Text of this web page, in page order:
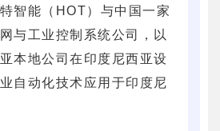
智能（HOT）与中国一家
与工业控制系统公司，以
本地公司在印度尼西亚设
自动化技术应用于印度尼